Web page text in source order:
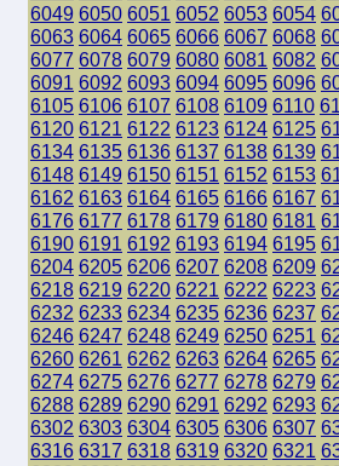
6049 6050 6051 6052 6053 6054
6063 6064 6065 6066 6067 6068
6077 6078 6079 6080 6081 6082
6091 6092 6093 6094 6095 6096
6105 6106 6107 6108 6109 6110
6120 6121 6122 6123 6124 6125
6134 6135 6136 6137 6138 6139
6148 6149 6150 6151 6152 6153
6162 6163 6164 6165 6166 6167
6176 6177 6178 6179 6180 6181
6190 6191 6192 6193 6194 6195
6204 6205 6206 6207 6208 6209
6218 6219 6220 6221 6222 6223
6232 6233 6234 6235 6236 6237
6246 6247 6248 6249 6250 6251
6260 6261 6262 6263 6264 6265
6274 6275 6276 6277 6278 6279
6288 6289 6290 6291 6292 6293
6302 6303 6304 6305 6306 6307
6316 6317 6318 6319 6320 6321